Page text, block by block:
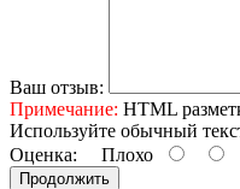
Ваш отзыв:
Примечание: HTML
Используйте обычный
Оценка: Плохо
Продолжить